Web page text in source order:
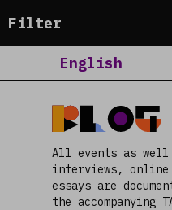
Talking
Filter
Frankfurt
Dakar
Lagos
Satellites
Berlin
Nairobi
English
Blog
All events as
interviews,
essays are
the accompanying